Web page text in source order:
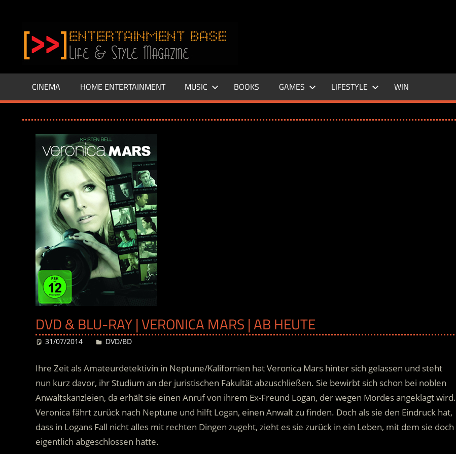
springen
–
LIFE
Base.de
CINEMA HOME ENTERTAINMENT MUSIC BOOKS GAMES LIFESTYLE WIN
DVD & BLU-RAY | VERONICA MARS | AB HEUTE
31/07/2014 Desiree
DVD/BD
Ihre Zeit als Amateurdetektivin in Neptune/Kalifornien hat Veronica Mars hinter sich gelassen und steht
nun kurz davor, ihr Studium an der juristischen Fakultät abzuschließen. Sie bewirbt sich schon bei noblen
Anwaltskanzleien, da erhält sie einen Anruf von ihrem Ex-Freund Logan, der wegen Mordes angeklagt wird.
Veronica fährt zurück nach Neptune und hilft Logan, einen Anwalt zu finden. Doch als sie den Eindruck hat,
dass in Logans Fall nicht alles mit rechten Dingen zugeht, zieht es sie zurück in ein Leben, mit dem sie doch
eigentlich abgeschlossen hatte.